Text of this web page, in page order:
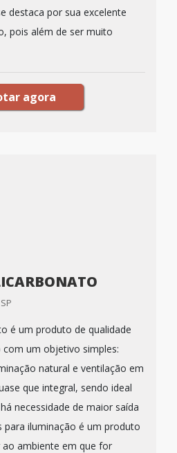
destaca por sua excelente
pois além de ser muito
agora
é um produto de qualidade
um objetivo simples:
natural e ventilação em
que integral, sendo ideal
necessidade de maior saída
para iluminação é um produto
ambiente em que for